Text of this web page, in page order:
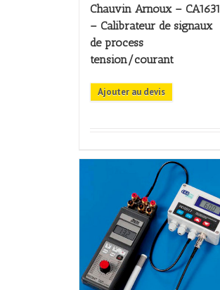
Chauvin Arnoux – CA1631
– Calibrateur de signaux
de process
tension/courant
Ajouter au devis